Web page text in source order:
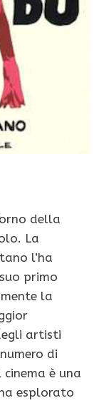
della
La
l’ha
primo
la
artisti
di
cinema è una
esplorato